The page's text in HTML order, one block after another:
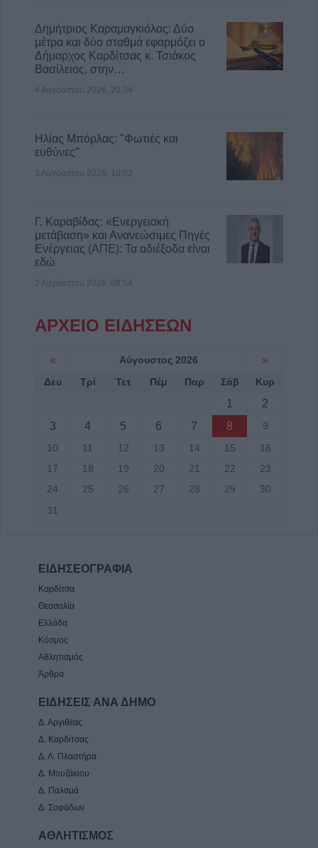
Δημήτριος Καραμαγκιόλας: Δύο
μέτρα και δύο σταθμά εφαρμόζει ο
Δήμαρχος Καρδίτσας κ. Τσιάκος
Βασίλειος, στην…
4 Αυγούστου 2026, 20:34
Ηλίας Μπόρλας: "Φωτιές και
ευθύνες"
3 Αυγούστου 2026, 10:02
Γ. Καραβίδας: «Ενεργειακή
μετάβαση» και Ανανεώσιμες Πηγές
Ενέργειας (ΑΠΕ): Τα αδιέξοδα είναι
εδώ
2 Αυγούστου 2026, 08:54
ΑΡΧΕΙΟ ΕΙΔΗΣΕΩΝ
« Αύγουστος 2026 »
Δευ Τρί Τετ Πέμ Παρ Σάβ Κυρ
1
2
3
4 5 6 7 8
9
10
11 12 13 14 15
16
17
18 19 20 21 22
23
24
25 26 27 28 29
30
31
ΕΙΔΗΣΕΟΓΡΑΦΙΑ
Καρδίτσα
Θεσσαλία
Ελλάδα
Κόσμος
Αθλητισμός
Άρθρα
ΕΙΔΗΣΕΙΣ ΑΝΑ ΔΗΜΟ
Δ. Αργιθέας
Δ. Καρδίτσας
Δ. Λ. Πλαστήρα
Δ. Μουζάκιου
Δ. Παλαμά
Δ. Σοφάδων
ΑΘΛΗΤΙΣΜΟΣ